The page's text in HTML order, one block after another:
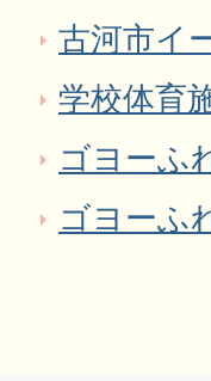
古河市イ
学校体育
ゴヨーふ
ゴヨーふ